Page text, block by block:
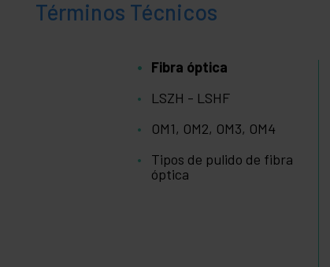
Términos Técnicos
Fibra óptica
LSZH - LSHF
OM1, OM2, OM3, OM4
Tipos de pulido de fibra
óptica